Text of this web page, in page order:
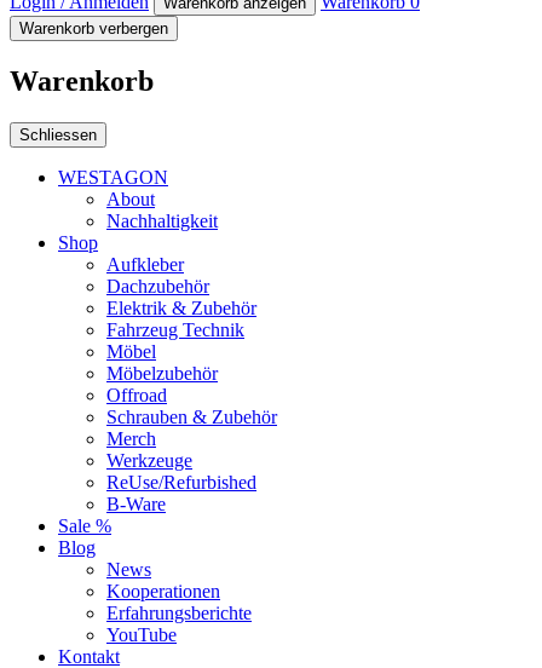
Warenkorb verbergen
Warenkorb
Schliessen
WESTAGON
About
Nachhaltigkeit
Shop
Aufkleber
Dachzubehör
Elektrik & Zubehör
Fahrzeug Technik
Möbel
Möbelzubehör
Offroad
Schrauben & Zubehör
Merch
Werkzeuge
ReUse/Refurbished
B-Ware
Sale %
Blog
News
Kooperationen
Erfahrungsberichte
YouTube
Kontakt